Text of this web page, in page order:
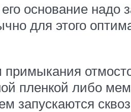
основание надо
для этого
пленкой либо
запускаются